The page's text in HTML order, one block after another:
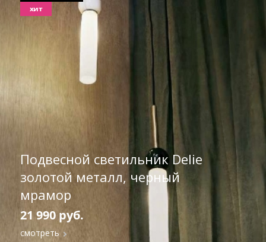
хит
смотреть
Подвесной светильник Delie
золотой металл, черный
мрамор
21 990 руб.